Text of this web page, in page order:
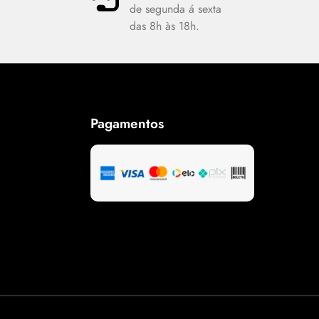
de segunda á sexta
das 8h às 18h.
Pagamentos